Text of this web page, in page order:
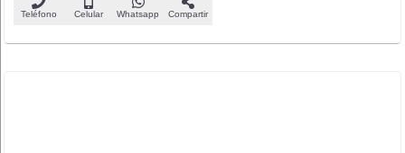
Teléfono Celular Whatsapp Compartir